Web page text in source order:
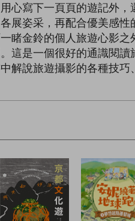
心寫下一頁頁的遊記外
展姿采，再配合優美感
睹金鈴的個人旅遊心影
這是一個很好的通識閱
解說旅遊攝影的各種技